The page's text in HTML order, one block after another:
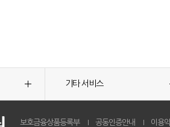
기타 서비스
보호금융상품등록부 공동인증안내 이용